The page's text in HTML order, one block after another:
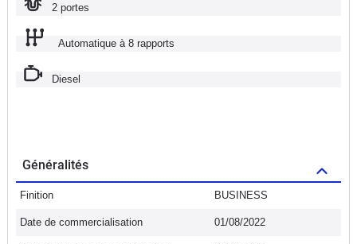
2 portes
Automatique à 8 rapports
Diesel
Généralités
Finition BUSINESS
Date de commercialisation 01/08/2022